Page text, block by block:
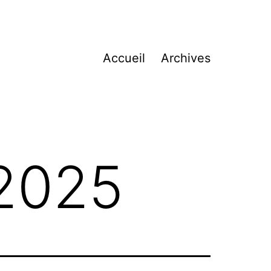
Accueil Archives